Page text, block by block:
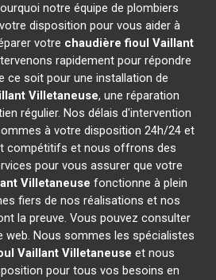
notre équipe de plombiers
disposition pour vous aider à
votre chaudière fioul Vaillant
rapidement pour répondre
ce soit pour une installation de
Villetaneuse, une réparation
régulier. Nos délais d'intervention
à votre disposition 24h/24 et
compétitifs et nous offrons des
pour vous assurer que votre
Villetaneuse fonctionne à plein
fiers de nos réalisations et nos
la preuve. Vous pouvez consulter
web. Nous sommes les spécialistes
Vaillant Villetaneuse et nous
pour tous vos besoins en